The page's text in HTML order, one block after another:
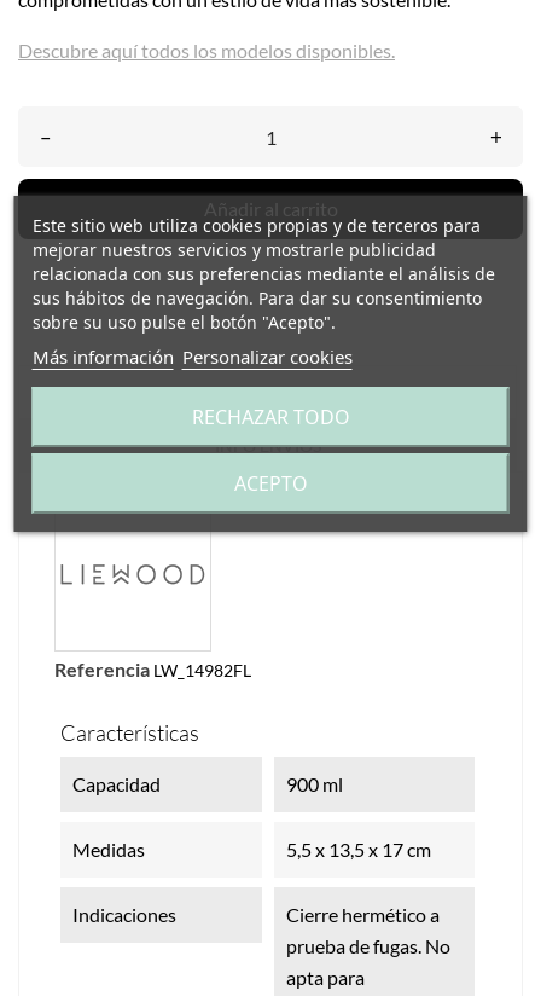
Descubre aquí todos los modelos disponibles.
– +
Añadir al carrito
DETALLES DEL PRODUCTO
INFO ENVÍOS
Referencia LW_14982FL
Características
Capacidad 900 ml
Medidas 5,5 x 13,5 x 17 cm
Indicaciones
Cierre hermético a
prueba de fugas. No
apta para
Este sitio web utiliza cookies propias y de terceros para
mejorar nuestros servicios y mostrarle publicidad
relacionada con sus preferencias mediante el análisis de
sus hábitos de navegación. Para dar su consentimiento
sobre su uso pulse el botón "Acepto".
Más información Personalizar cookies
RECHAZAR TODO
ACEPTO